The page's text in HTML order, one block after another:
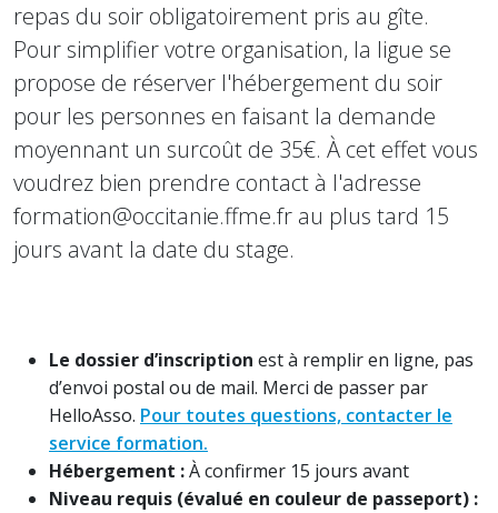
repas du soir obligatoirement pris au gîte.
Pour simplifier votre organisation, la ligue se
propose de réserver l'hébergement du soir
pour les personnes en faisant la demande
moyennant un surcoût de 35€. À cet effet vous
voudrez bien prendre contact à l'adresse
formation@occitanie.ffme.fr au plus tard 15
jours avant la date du stage.
Le dossier d’inscription est à remplir en ligne, pas
d’envoi postal ou de mail. Merci de passer par
HelloAsso. Pour toutes questions, contacter le
service formation.
Hébergement :À confirmer 15 jours avant
Niveau requis (évalué en couleur de passeport) :